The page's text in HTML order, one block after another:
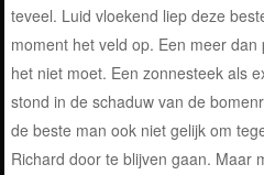
teveel. Luid vloekend liep deze
moment het veld op. Een meer
het niet moet. Een zonnesteek als
stond in de schaduw van de
de beste man ook niet gelijk om
Richard door te blijven gaan. Maar